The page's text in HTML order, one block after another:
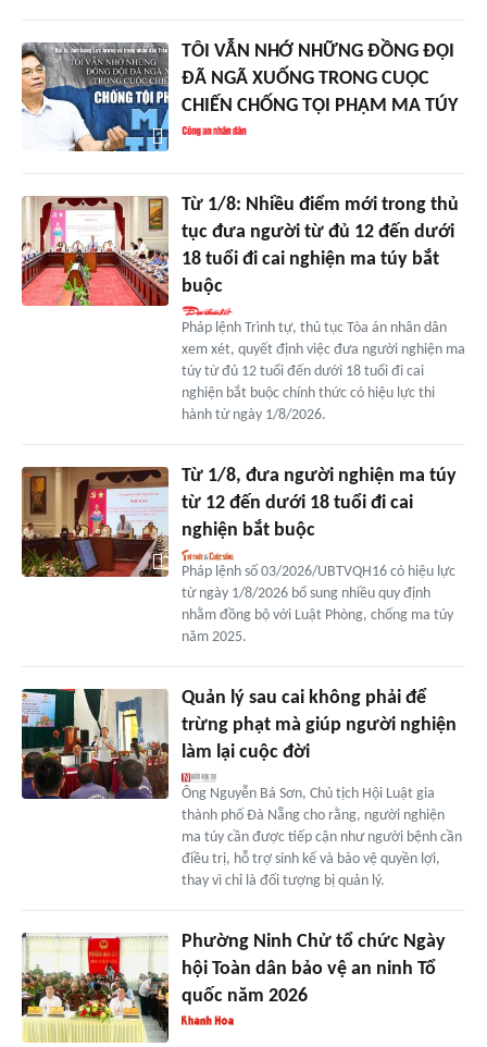
TÔI VẪN NHỚ NHỮNG ĐỒNG ĐỘI
ĐÃ NGÃ XUỐNG TRONG CUỘC
CHIẾN CHỐNG TỘI PHẠM MA TÚY
Từ 1/8: Nhiều điểm mới trong thủ
tục đưa người từ đủ 12 đến dưới
18 tuổi đi cai nghiện ma túy bắt
buộc
Pháp lệnh Trình tự, thủ tục Tòa án nhân dân
xem xét, quyết định việc đưa người nghiện ma
túy từ đủ 12 tuổi đến dưới 18 tuổi đi cai
nghiện bắt buộc chính thức có hiệu lực thi
hành từ ngày 1/8/2026.
Từ 1/8, đưa người nghiện ma túy
từ 12 đến dưới 18 tuổi đi cai
nghiện bắt buộc
Pháp lệnh số 03/2026/UBTVQH16 có hiệu lực
từ ngày 1/8/2026 bổ sung nhiều quy định
nhằm đồng bộ với Luật Phòng, chống ma túy
năm 2025.
Quản lý sau cai không phải để
trừng phạt mà giúp người nghiện
làm lại cuộc đời
Ông Nguyễn Bá Sơn, Chủ tịch Hội Luật gia
thành phố Đà Nẵng cho rằng, người nghiện
ma túy cần được tiếp cận như người bệnh cần
điều trị, hỗ trợ sinh kế và bảo vệ quyền lợi,
thay vì chỉ là đối tượng bị quản lý.
Phường Ninh Chử tổ chức Ngày
hội Toàn dân bảo vệ an ninh Tổ
quốc năm 2026